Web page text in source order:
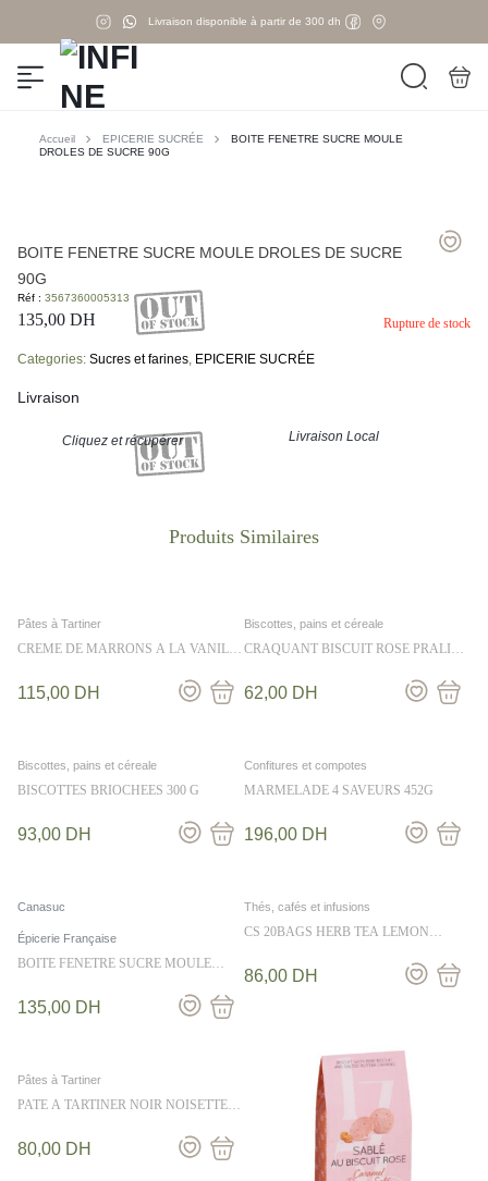
Livraison disponible à partir de 300 dh
Accueil EPICERIE SUCRÉE
BOITE FENETRE SUCRE MOULE
DROLES DE SUCRE 90G
BOITE FENETRE SUCRE MOULE DROLES DE SUCRE
90G
Réf : 3567360005313
135,00 DH Rupture de stock
Categories: Sucres et farines, EPICERIE SUCRÉE
Livraison
Cliquez et récupérer Livraison Local
Pâtes à Tartiner
CREME DE MARRONS A LA VANILLE
115,00 DH
Biscottes, pains et céreale
CRAQUANT BISCUIT ROSE PRALINE
62,00 DH
Biscottes, pains et céreale
BISCOTTES BRIOCHEES 300 G
93,00 DH
Confitures et compotes
MARMELADE 4 SAVEURS 452G
196,00 DH
Canasuc
Épicerie Française
BOITE FENETRE SUCRE MOULE
135,00 DH
Thés, cafés et infusions
CS 20BAGS HERB TEA LEMON
86,00 DH
Pâtes à Tartiner
PATE A TARTINER NOIR NOISETTE
80,00 DH